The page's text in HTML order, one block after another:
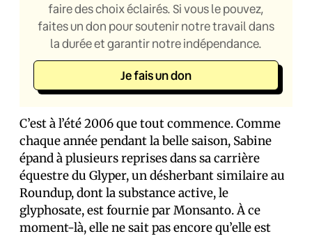
faire des choix éclairés. Si vous le pouvez,
faites un don pour soutenir notre travail dans
la durée et garantir notre indépendance.
Je fais un don
C’est à l’été 2006 que tout commence. Comme
chaque année pendant la belle saison, Sabine
épand à plusieurs reprises dans sa carrière
équestre du Glyper, un désherbant similaire au
Roundup, dont la substance active, le
glyphosate, est fournie par Monsanto. À ce
moment-là, elle ne sait pas encore qu’elle est